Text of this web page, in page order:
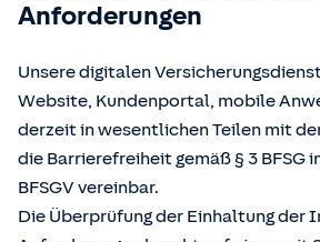
Anforderungen
Unsere digitalen
Website, Kundenportal, mobile
derzeit in wesentlichen Teilen mit
die Barrierefreiheit gemäß § 3 BFSG
BFSGV vereinbar.
Die Überprüfung der Einhaltung der